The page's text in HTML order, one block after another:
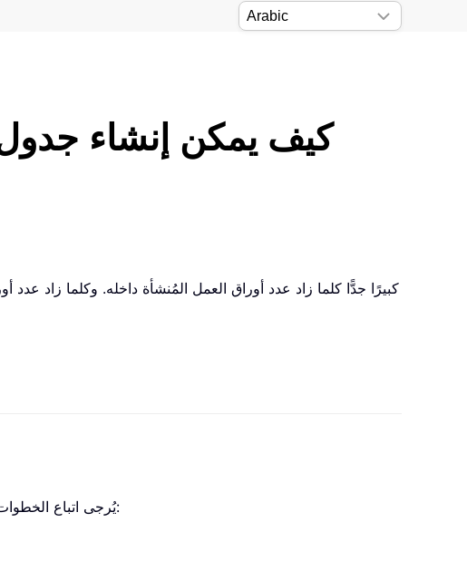
كيف يمكن إنشاء
يمكنك استخدام كود VBA التالي لإنشاء جدول محتويات يضم جميع أوراق العمل مع روابط تشعبية في Excel. يُرجى اتباع الخطوات التالية: